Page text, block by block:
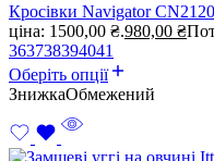
Кросівки Navigator
ціна: 1500,00 ₴.980,00 ₴
363738394041
Оберіть опції
ЗнижкаОбмежений